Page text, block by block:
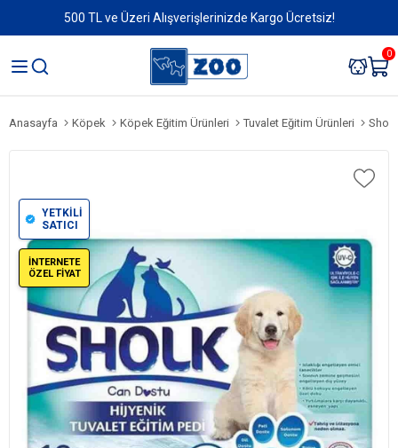
500 TL ve Üzeri Alışverişlerinizde Kargo Ücretsiz!
0
Anasayfa Köpek Köpek Eğitim Ürünleri Tuvalet Eğitim Ürünleri
YETKİLİ
SATICI
İNTERNETE
ÖZEL FİYAT